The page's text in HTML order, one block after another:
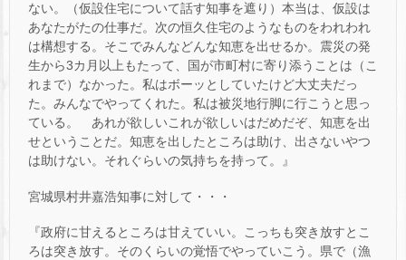
ない。（仮設住宅について話す知事を遮り）本当は、仮設は
あなたがたの仕事だ。次の恒久住宅のようなものをわれわれ
は構想する。そこでみんなどんな知恵を出せるか。震災の発
生から3カ月以上もたって、国が市町村に寄り添うことは（こ
れまで）なかった。私はボーッとしていたけど大丈夫だっ
た。みんなでやってくれた。私は被災地行脚に行こうと思っ
ている。 あれが欲しいこれが欲しいはだめだぞ、知恵を出
せということだ。知恵を出したところは助け、出さないやつ
は助けない。それぐらいの気持ちを持って。』
宮城県村井嘉浩知事に対して・・・
『政府に甘えるところは甘えていい。こっちも突き放すとこ
ろは突き放す。そのくらいの覚悟でやっていこう。県で（漁